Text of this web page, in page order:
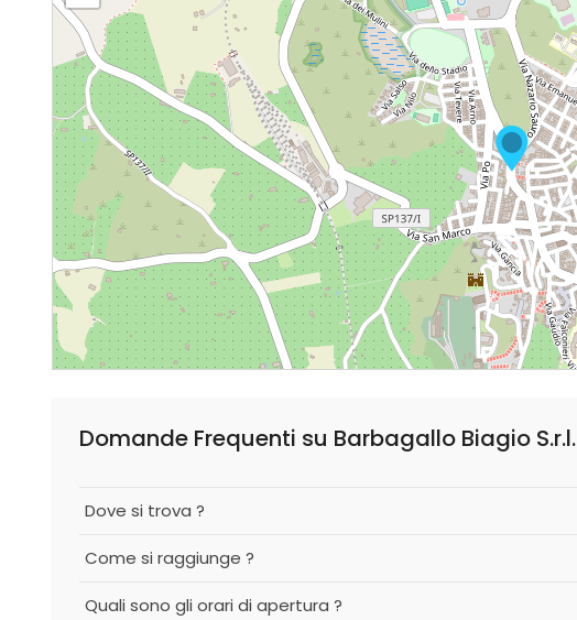
Domande Frequenti su Barbagallo Biagio S.r.l.
Dove si trova ?
Come si raggiunge ?
Quali sono gli orari di apertura ?